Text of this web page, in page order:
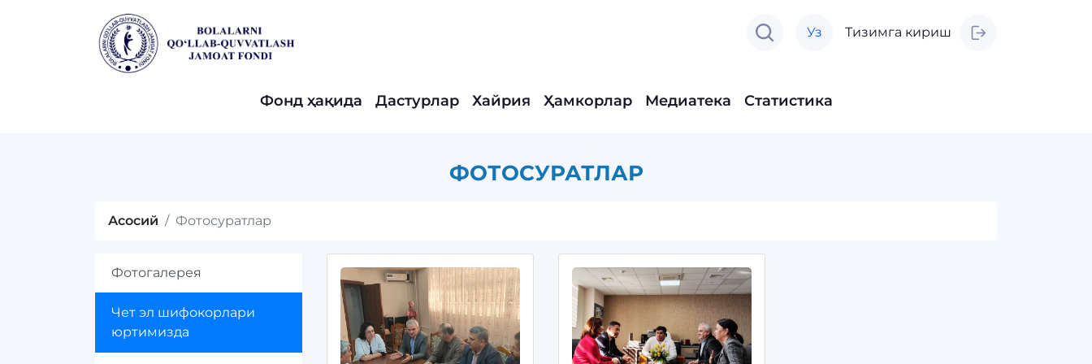
Фонд ҳақида Дастурлар Хайрия Ҳамкорлар Медиатека Статистика
Уз Тизимга кириш
ФОТОСУРАТЛАР
Асосий Фотосуратлар
Фотогалерея
Чет эл шифокорлари
юртимизда